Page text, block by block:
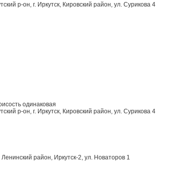
р-он, г. Иркутск, Кировский район, ул. Сурикова 4
одинаковая
р-он, г. Иркутск, Кировский район, ул. Сурикова 4
Ленинский район, Иркутск-2, ул. Новаторов 1